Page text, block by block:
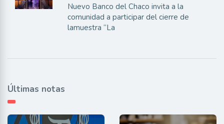
Nuevo Banco del Chaco invita a la
comunidad a participar del cierre de
lamuestra “La
Últimas notas